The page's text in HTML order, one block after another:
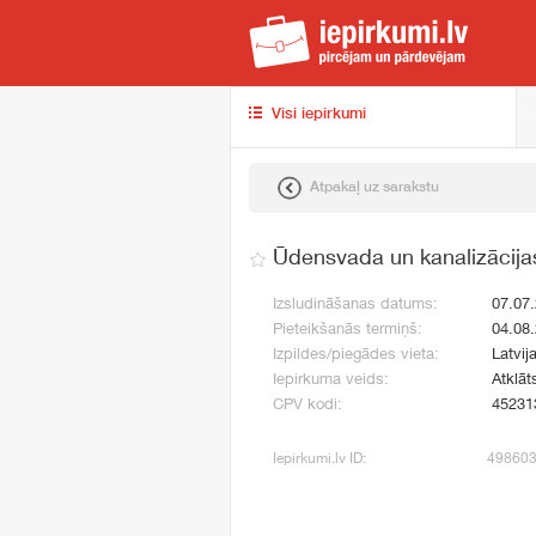
Visi iepirkumi
Atpakaļ uz sarakstu
Ūdensvada un
Izsludināšanas datums:
Pieteikšanās termiņš:
Izpildes/piegādes vieta:
Iepirkuma veids:
CPV kodi:
Iepirkumi.lv ID: